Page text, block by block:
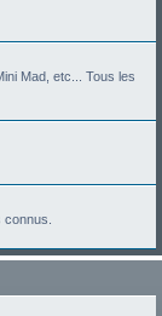
Mad, etc... Tous les